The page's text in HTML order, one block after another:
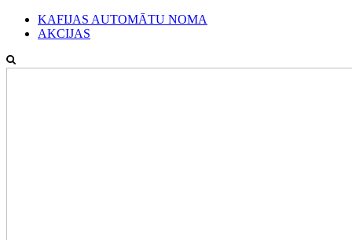
KAFIJAS AUTOMĀTU NOMA
AKCIJAS